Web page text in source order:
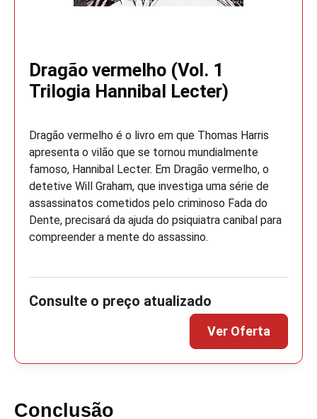
Dragão vermelho (Vol. 1
Trilogia Hannibal Lecter)
Dragão vermelho é o livro em que Thomas Harris
apresenta o vilão que se tornou mundialmente
famoso, Hannibal Lecter. Em Dragão vermelho, o
detetive Will Graham, que investiga uma série de
assassinatos cometidos pelo criminoso Fada do
Dente, precisará da ajuda do psiquiatra canibal para
compreender a mente do assassino.
Conclusão